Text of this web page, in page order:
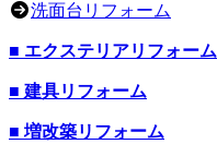
洗面台リフォーム
■ エクステリアリフォーム
■ 建具リフォーム
■ 増改築リフォーム